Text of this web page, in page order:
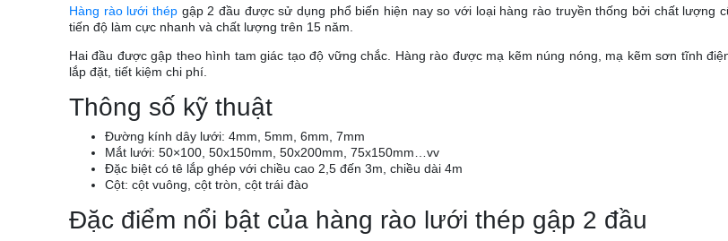
Hàng rào lưới thép gập 2 đầu được sử dụng phổ biến hiện nay so với loại hàng rào truyền thống bởi chất lượng
tiến độ làm cực nhanh và chất lượng trên 15 năm.
Hai đầu được gập theo hình tam giác tạo độ vững chắc. Hàng rào được mạ kẽm núng nóng, mạ kẽm sơn tĩnh
lắp đặt, tiết kiệm chi phí.
Thông số kỹ thuật
Đường kính dây lưới: 4mm, 5mm, 6mm, 7mm
Mắt lưới: 50×100, 50x150mm, 50x200mm, 75x150mm…vv
Đặc biệt có tê lắp ghép với chiều cao 2,5 đến 3m, chiều dài 4m
Cột: cột vuông, cột tròn, cột trái đào
Đặc điểm nổi bật của hàng rào lưới thép gập 2 đầu